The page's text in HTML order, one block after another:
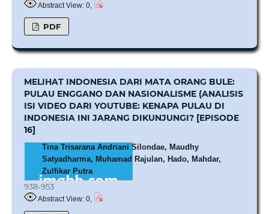
Abstract View: 0,
PDF
MELIHAT INDONESIA DARI MATA ORANG BULE:
PULAU ENGGANO DAN NASIONALISME (ANALISIS
ISI VIDEO DARI YOUTUBE: KENAPA PULAU DI
INDONESIA INI JARANG DIKUNJUNGI? [EPISODE
16]
Tina Trisarana Andriani Silondae, Maudhy
Satyadharma, Muhamad Rajulan, Hado, Mahdar,
Zulfikar Putra
938-953
Abstract View: 0,